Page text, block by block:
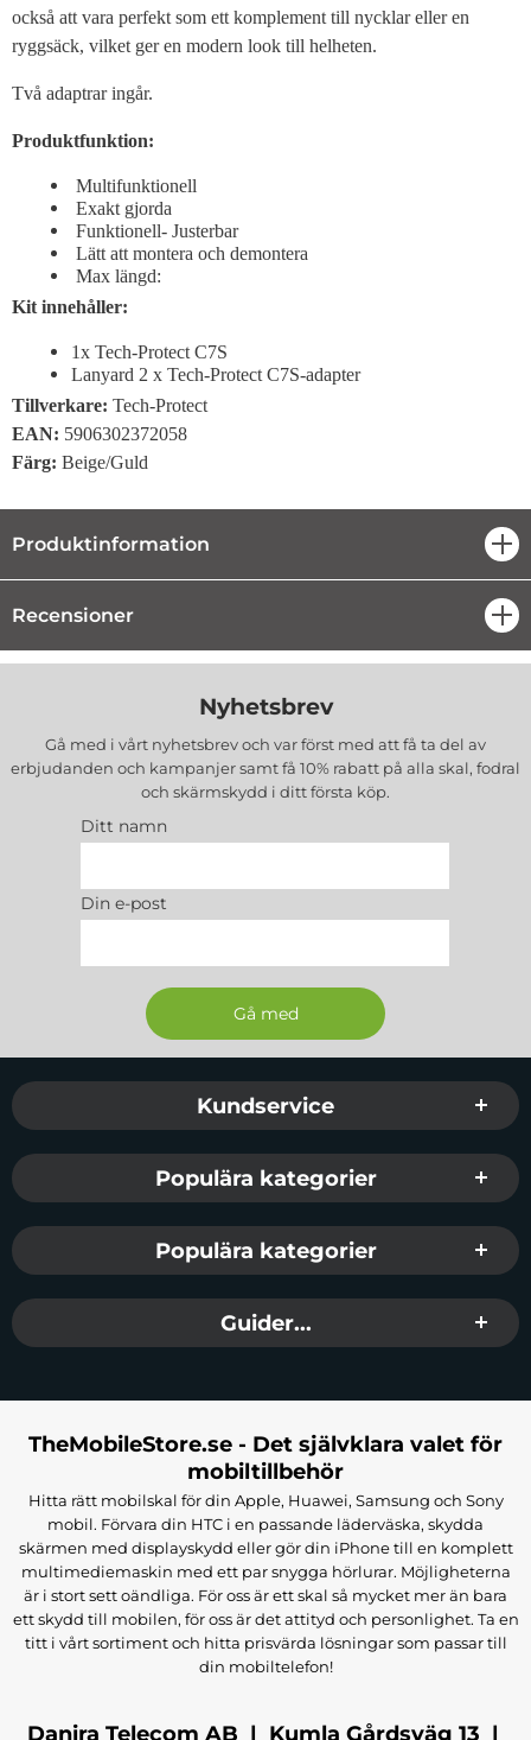
också att vara perfekt som ett komplement till nycklar eller en
ryggsäck, vilket ger en modern look till helheten.
Två adaptrar ingår.
Produktfunktion:
Multifunktionell
Exakt gjorda
Funktionell- Justerbar
Lätt att montera och demontera
Max längd:
Kit innehåller:
1x Tech-Protect C7S
Lanyard 2 x Tech-Protect C7S-adapter
Tillverkare: Tech-Protect
EAN: 5906302372058
Färg: Beige/Guld
Produktinformation
Recensioner
Nyhetsbrev
Gå med i vårt nyhetsbrev och var först med att få ta del av
erbjudanden och kampanjer samt få 10% rabatt på alla skal, fodral
och skärmskydd i ditt första köp.
Ditt namn
Din e-post
Sidfot Blandad info och länkar
Kundservice
Populära kategorier
Populära kategorier
Guider...
TheMobileStore.se - Det självklara valet för
mobiltillbehör
Hitta rätt mobilskal för din Apple, Huawei, Samsung och Sony
mobil. Förvara din HTC i en passande läderväska, skydda
skärmen med displayskydd eller gör din iPhone till en komplett
multimediemaskin med ett par snygga hörlurar. Möjligheterna
är i stort sett oändliga. För oss är ett skal så mycket mer än bara
ett skydd till mobilen, för oss är det attityd och personlighet. Ta en
titt i vårt sortiment och hitta prisvärda lösningar som passar till
din mobiltelefon!
Danira Telecom AB | Kumla Gårdsväg 13 |